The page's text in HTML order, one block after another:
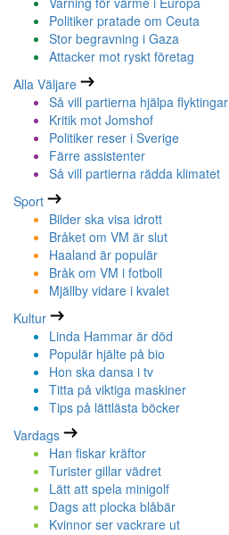
Politiker pratade om Ceuta
Stor begravning i Gaza
Attacker mot ryskt företag
Alla Väljare
Så vill partierna hjälpa flyktingar
Kritik mot Jomshof
Politiker reser i Sverige
Färre assistenter
Så vill partierna rädda klimatet
Sport
Bilder ska visa idrott
Bråket om VM är slut
Haaland är populär
Bråk om VM i fotboll
Mjällby vidare i kvalet
Kultur
Linda Hammar är död
Populär hjälte på bio
Hon ska dansa i tv
Titta på viktiga maskiner
Tips på lättlästa böcker
Vardags
Han fiskar kräftor
Turister gillar vädret
Lätt att spela minigolf
Dags att plocka blåbär
Kvinnor ser vackrare ut